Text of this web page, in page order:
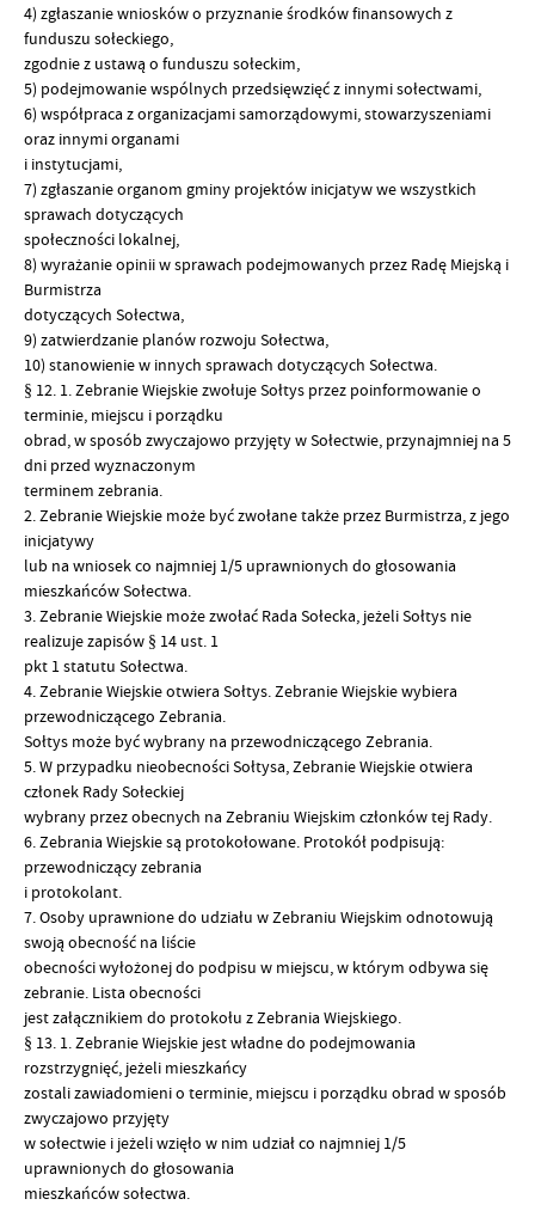
4) zgłaszanie wniosków o przyznanie środków finansowych z
funduszu sołeckiego,
zgodnie z ustawą o funduszu sołeckim,
5) podejmowanie wspólnych przedsięwzięć z innymi sołectwami,
6) współpraca z organizacjami samorządowymi, stowarzyszeniami
oraz innymi organami
i instytucjami,
7) zgłaszanie organom gminy projektów inicjatyw we wszystkich
sprawach dotyczących
społeczności lokalnej,
8) wyrażanie opinii w sprawach podejmowanych przez Radę Miejską i
Burmistrza
dotyczących Sołectwa,
9) zatwierdzanie planów rozwoju Sołectwa,
10) stanowienie w innych sprawach dotyczących Sołectwa.
§ 12. 1. Zebranie Wiejskie zwołuje Sołtys przez poinformowanie o
terminie, miejscu i porządku
obrad, w sposób zwyczajowo przyjęty w Sołectwie, przynajmniej na 5
dni przed wyznaczonym
terminem zebrania.
2. Zebranie Wiejskie może być zwołane także przez Burmistrza, z jego
inicjatywy
lub na wniosek co najmniej 1/5 uprawnionych do głosowania
mieszkańców Sołectwa.
3. Zebranie Wiejskie może zwołać Rada Sołecka, jeżeli Sołtys nie
realizuje zapisów § 14 ust. 1
pkt 1 statutu Sołectwa.
4. Zebranie Wiejskie otwiera Sołtys. Zebranie Wiejskie wybiera
przewodniczącego Zebrania.
Sołtys może być wybrany na przewodniczącego Zebrania.
5. W przypadku nieobecności Sołtysa, Zebranie Wiejskie otwiera
członek Rady Sołeckiej
wybrany przez obecnych na Zebraniu Wiejskim członków tej Rady.
6. Zebrania Wiejskie są protokołowane. Protokół podpisują:
przewodniczący zebrania
i protokolant.
7. Osoby uprawnione do udziału w Zebraniu Wiejskim odnotowują
swoją obecność na liście
obecności wyłożonej do podpisu w miejscu, w którym odbywa się
zebranie. Lista obecności
jest załącznikiem do protokołu z Zebrania Wiejskiego.
§ 13. 1. Zebranie Wiejskie jest władne do podejmowania
rozstrzygnięć, jeżeli mieszkańcy
zostali zawiadomieni o terminie, miejscu i porządku obrad w sposób
zwyczajowo przyjęty
w sołectwie i jeżeli wzięło w nim udział co najmniej 1/5
uprawnionych do głosowania
mieszkańców sołectwa.